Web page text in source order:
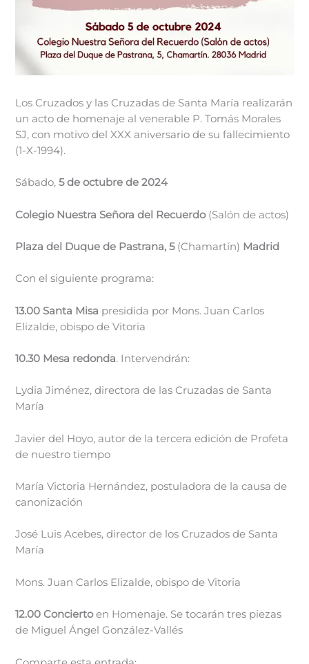
Los Cruzados y las Cruzadas de Santa María realizarán
un acto de homenaje al venerable P. Tomás Morales
SJ, con motivo del XXX aniversario de su fallecimiento
(1-X-1994).
Sábado,5 de octubre de 2024
Colegio Nuestra Señora del Recuerdo(Salón de actos)
Plaza del Duque de Pastrana, 5(Chamartín) Madrid
Con el siguiente programa:
13.00 Santa Misa presidida por Mons. Juan Carlos
Elizalde, obispo de Vitoria
10.30 Mesa redonda. Intervendrán:
Lydia Jiménez, directora de las Cruzadas de Santa
María
Javier del Hoyo, autor de la tercera edición de Profeta
de nuestro tiempo
María Victoria Hernández, postuladora de la causa de
canonización
José Luis Acebes, director de los Cruzados de Santa
María
Mons. Juan Carlos Elizalde, obispo de Vitoria
12.00 Conciertoen Homenaje. Se tocarán tres piezas
de Miguel Ángel González-Vallés